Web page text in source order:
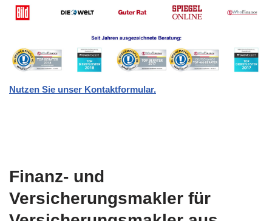
Nutzen Sie unser Kontaktformular.
Finanz- und
Versicherungsmakler für